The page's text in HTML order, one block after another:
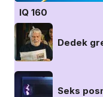
IQ 160
Dedek
Seks